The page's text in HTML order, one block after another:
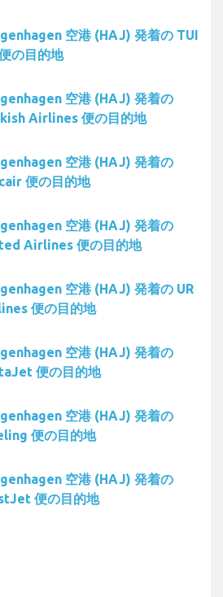
空港 (HAJ) 発着の TUI
の目的地
空港 (HAJ) 発着の
Airlines 便の目的地
空港 (HAJ) 発着の
便の目的地
空港 (HAJ) 発着の
Airlines 便の目的地
空港 (HAJ) 発着の UR
便の目的地
空港 (HAJ) 発着の
便の目的地
空港 (HAJ) 発着の
便の目的地
空港 (HAJ) 発着の
便の目的地